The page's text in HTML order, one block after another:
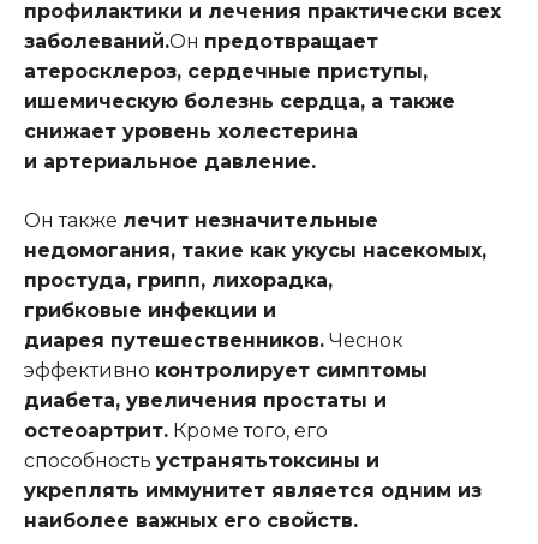
профилактики и лечения практически всех
заболеваний.Он предотвращает
атеросклероз, сердечные приступы,
ишемическую болезнь сердца, а также
снижает уровень холестерина
и артериальное давление.
Он также лечит незначительные
недомогания, такие как укусы насекомых,
простуда, грипп, лихорадка,
грибковые инфекции и
диарея путешественников. Чеснок
эффективно контролирует симптомы
диабета, увеличения простаты и
остеоартрит. Кроме того, его
способность устранятьтоксины и
укреплять иммунитет является одним из
наиболее важных его свойств.